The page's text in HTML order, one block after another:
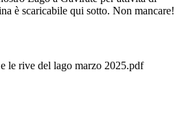
è scaricabile qui sotto. Non mancare!
le rive del lago marzo 2025.pdf